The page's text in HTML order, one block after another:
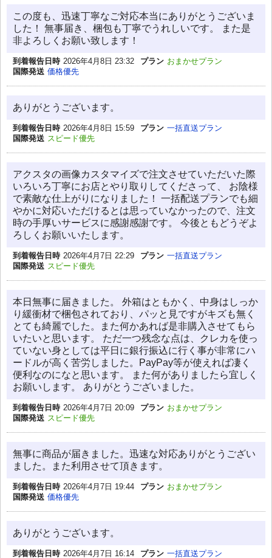
この度も、迅速丁寧なご対応本当にありがとうございま
した！ 無事届き、梱包も丁寧でうれしいです。 また是
非よろしくお願い致します！
到着報告日時 2026年4月8日 23:32 プラン おまかせプラン
国際発送 価格優先
ありがとうございます。
到着報告日時 2026年4月8日 15:59 プラン 一括直送プラン
国際発送 スピード優先
アクスタの画像カスタマイズで注文させていただいた際
いろいろ丁寧にお店とやり取りしてくださって、 お陰様
で素敵な仕上がりになりました！ 一括配送プランでも細
やかに対応いただけるとは思っていなかったので、注文
時の手厚いサービスに感謝感謝です。 今後ともどうぞよ
ろしくお願いいたします。
到着報告日時 2026年4月7日 22:29 プラン 一括直送プラン
国際発送 スピード優先
本日無事に届きました。 外箱はともかく、中身はしっか
り緩衝材で梱包されており、パッと見ですがキズも無く
とても綺麗でした。また何かあれば是非購入させてもら
いたいと思います。 ただ一つ残念な点は、クレカを使っ
ていない身としては平日に銀行振込に行く事が非常にハ
ードルが高く苦労しました。PayPay等が使えれば凄く
便利なのになと思います。 また何がありましたら宜しく
お願いします。 ありがとうございました。
到着報告日時 2026年4月7日 20:09 プラン おまかせプラン
国際発送 スピード優先
無事に商品が届きました。迅速な対応ありがとうござい
ました。また利用させて頂きます。
到着報告日時 2026年4月7日 19:44 プラン おまかせプラン
国際発送 価格優先
ありがとうございます。
到着報告日時 2026年4月7日 16:14 プラン 一括直送プラン